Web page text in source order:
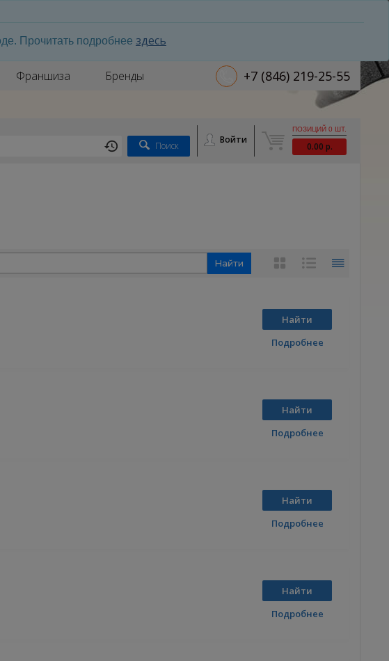
Прочитать подробнее здесь
Франшиза Бренды +7 (846) 219-25-55
Поиск
Войти
ПОЗИЦИЙ 0 ШТ.
0.00 р.
Найти
Найти
Подробнее
Найти
Подробнее
Найти
Подробнее
Найти
Подробнее